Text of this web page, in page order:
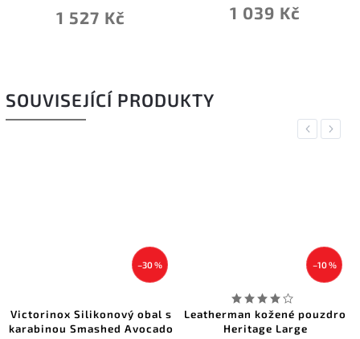
1 527 Kč 1 039 Kč
SOUVISEJÍCÍ PRODUKTY
Previous
–30 %
Victorinox Silikonový obal s
karabinou Smashed Avocado
–10 %
Leatherman kožené pouzdro
Heritage Large
Next